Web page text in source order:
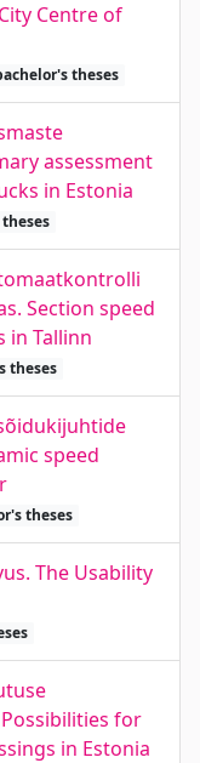
Centre of
theses
assessment
in Estonia
Section speed
Tallinn
theses
speed
theses
The Usability
for
in Estonia